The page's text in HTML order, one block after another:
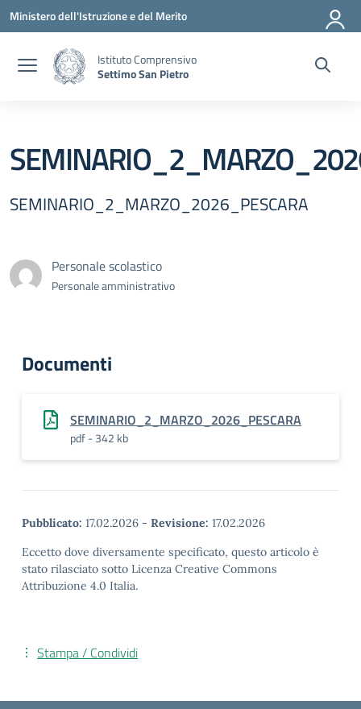
Vai ai contenuti
Vai al menu di navigazione
Vai al footer
Ministero dell'Istruzione e del Merito
Istituto Comprensivo
Settimo San Pietro
SEMINARIO_2_MARZO_2026_PESCARA
Personale scolastico
Personale amministrativo
Documenti
SEMINARIO_2_MARZO_2026_PESCARA
pdf - 342 kb
Pubblicato: 17.02.2026 - Revisione: 17.02.2026
Eccetto dove diversamente specificato, questo articolo è
stato rilasciato sotto Licenza Creative Commons
Attribuzione 4.0 Italia.
Stampa / Condividi